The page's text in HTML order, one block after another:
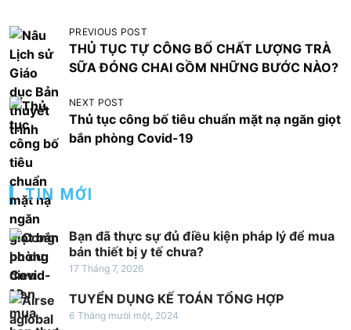
Đ
i
ề
u
h
ư
ớ
n
g
b
à
i
v
PREVIOUS POST
THỦ TỤC TỰ CÔNG BỐ CHẤT LƯỢNG TRÀ
SỮA ĐÓNG CHAI GỒM NHỮNG BƯỚC NÀO?
NEXT POST
Thủ tục công bố tiêu chuẩn mặt nạ ngăn giọt
bắn phòng Covid-19
TIN MỚI
Bạn đã thực sự đủ điều kiện pháp lý để mua
bán thiết bị y tế chưa?
17 Tháng 7, 2026
TUYỂN DỤNG KẾ TOÁN TỔNG HỢP
6 Tháng mười một, 2024